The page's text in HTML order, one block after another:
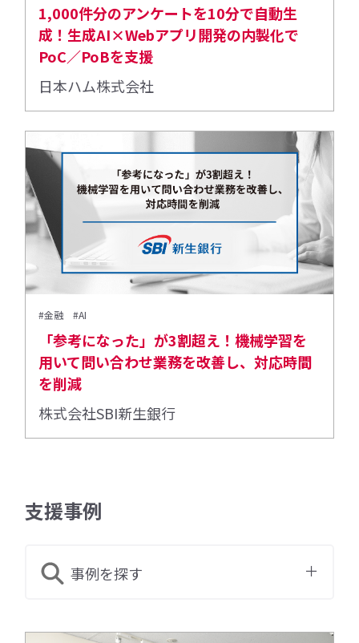
1,000件分のアンケートを10分で自動生
成！生成AI×Webアプリ開発の内製化で
PoC／PoBを支援
日本ハム株式会社
#金融 #AI
「参考になった」が3割超え！機械学習を
用いて問い合わせ業務を改善し、対応時間
を削減
株式会社SBI新生銀行
支援事例
事例を探す